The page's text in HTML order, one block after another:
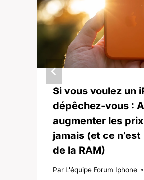
Si vous voulez un
dépêchez-vous :
augmenter les
jamais (et ce
de la RAM)
Par L'équipe Forum Iphone